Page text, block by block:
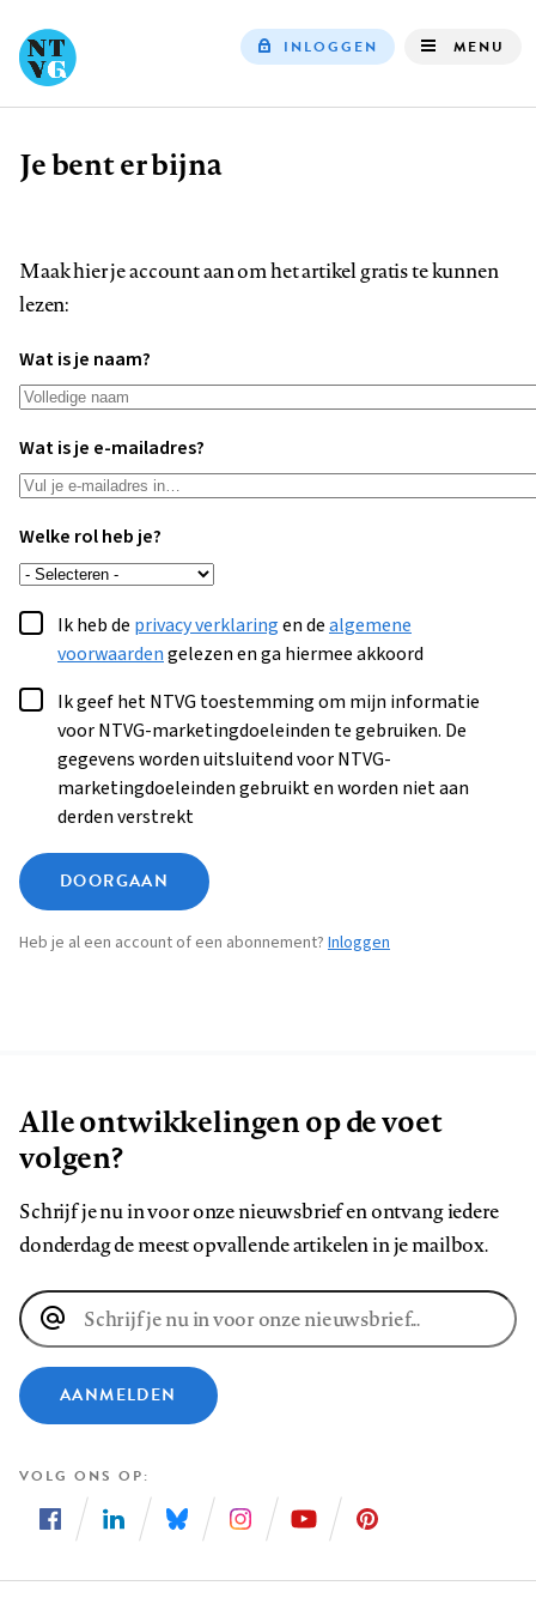
INLOGGEN MENU
Kruimelpad
Je bent er bijna
Maak hier je account aan om het artikel gratis te kunnen
lezen:
Wat is je naam?
Wat is je e-mailadres?
Welke rol heb je?
Ik heb de privacy verklaringen dealgemene
voorwaardengelezen en ga hiermee akkoord
Ik geef het NTVG toestemming om mijn informatie
voor NTVG-marketingdoeleinden te gebruiken. De
gegevens worden uitsluitend voor NTVG-
marketingdoeleinden gebruikt en worden niet aan
derden verstrekt
DOORGAAN
Heb je al een account of een abonnement? Inloggen
Alle ontwikkelingen op de voet
volgen?
Schrijf je nu in voor onze nieuwsbrief en ontvang iedere
donderdag de meest opvallende artikelen in je mailbox.
E-
mailadres
AANMELDEN
VOLG ONS OP
ons
ons
ons
ons
ons
ons